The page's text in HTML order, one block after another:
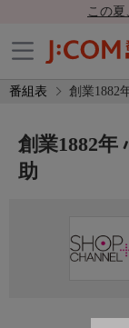
この
番組表 創業1882
創業1882
助